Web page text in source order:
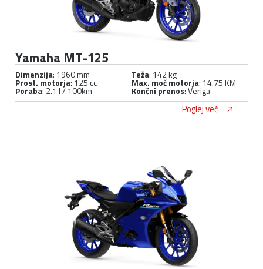
Yamaha MT-125
Dimenzija: 1960 mm Teža: 142 kg
Prost. motorja: 125 cc Max. moč motorja: 14.75 KM
Poraba: 2.1 l / 100km Končni prenos: Veriga
Poglej več